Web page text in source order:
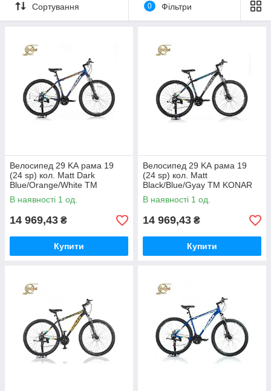
Сортування 0 Фільтри
Велосипед 29 KА рама 19
(24 sp) кол. Matt Dark
Blue/Orange/White ТМ
KONAR
В наявності 1 од.
14 969,43 ₴
Купити
Велосипед 29 KА рама 19
(24 sp) кол. Matt
Black/Blue/Gyay ТМ KONAR
В наявності 1 од.
14 969,43 ₴
Купити